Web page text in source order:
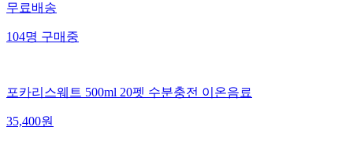
무료배송
104명구매중
포카리스웨트 500ml 20펫 수분충전 이온음료
35,400원